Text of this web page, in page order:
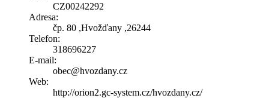
CZ00242292
Adresa:
čp. 80 ,Hvožďany ,26244
Telefon:
318696227
E-mail:
obec@hvozdany.cz
Web:
http://orion2.gc-system.cz/hvozdany.cz/